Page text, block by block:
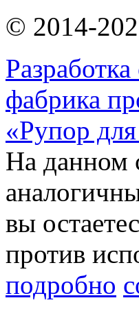
© 2014-
Разработка
фабрика
«Рупор
На данном
вы
против
подробно